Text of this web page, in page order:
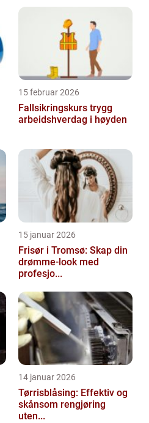
15 februar 2026
Fallsikringskurs trygg
arbeidshverdag i høyden
15 januar 2026
Frisør i Tromsø: Skap din
drømme-look med
profesjo...
14 januar 2026
Tørrisblåsing: Effektiv og
skånsom rengjøring
uten...